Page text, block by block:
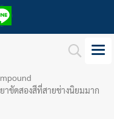
าขัดสองสีที่สายช่างนิยมมาก